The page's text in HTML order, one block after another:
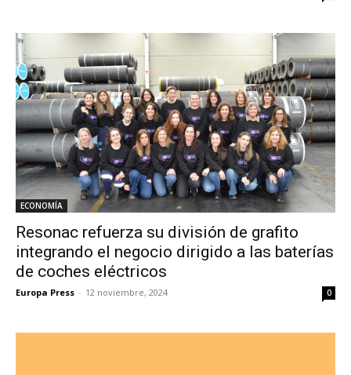
ECONOMÍA
Resonac refuerza su división de grafito
integrando el negocio dirigido a las baterías
de coches eléctricos
Europa Press - 12 noviembre, 2024 0